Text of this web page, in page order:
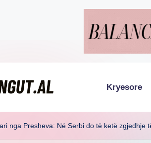
Kryesore
nga Presheva: Në Serbi do të ketë zgjedhje